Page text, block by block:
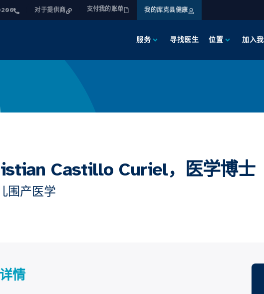
对于提供商 支付我的账单 我的库克县健康
服务 寻找医生 位置 加入
Castillo Curiel，医学博士
围产医学
情